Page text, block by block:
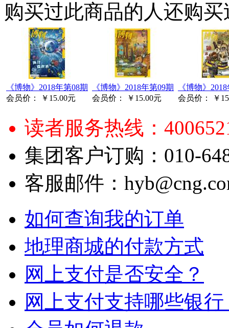
购买过此商品的人还购买
《博物》2018年第08期
会员价：
￥15.00元
《博物》2018年第09期
会员价：
￥15.00元
《博物》
会员价：
￥
读者服务热线：
集团客户订购：010-
客服邮件：
如何查询我的订单
地理商城的付款方式
网上支付是否安全？
网上支付支持哪些银行